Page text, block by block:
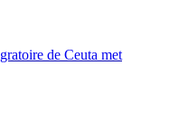
de Ceuta met